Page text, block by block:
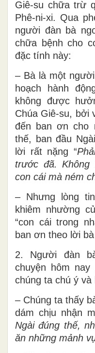
Giê-su chữa trừ
Phê-ni-xi. Qua
người đàn bà
chữa bệnh cho
đặc tính này:
– Bà là một
hoạch hành
không được
Chúa Giê-su, bởi
đến ban ơn cho
thế, ban đầu
lời rất nặng “
trước đã. Không
con cái mà ném
– Nhưng lòng
khiêm nhường
“con cái trong
ban ơn theo lời
2. Người đàn
chuyện hôm
chúng ta chú ý
– Chúng ta thấy
dám chịu nhận
Ngài đúng thế,
ăn những mảnh